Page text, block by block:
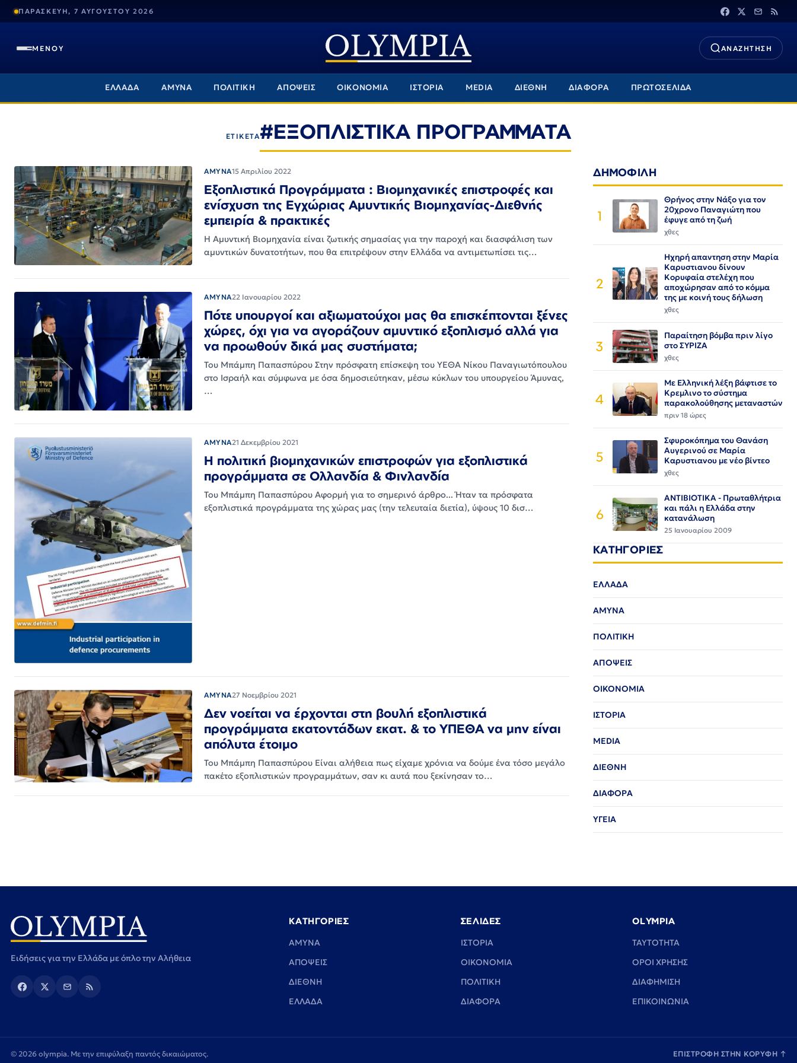
ΠΑΡΑΣΚΕΥΗ, 7 ΑΥΓΟΥΣΤΟΥ 2026
ΜΕΝΟΥ ΑΝΑΖΗΤΗΣΗ
ΕΛΛΑΔΑ ΑΜΥΝΑ ΠΟΛΙΤΙΚΗ ΑΠΟΨΕΙΣ ΟΙΚΟΝΟΜΙΑ ΙΣΤΟΡΙΑ MEDIA ΔΙΕΘΝΗ ΔΙΑΦΟΡΑ ΠΡΩΤΟΣΕΛΙΔΑ
ΕΤΙΚΕΤΑ#ΕΞΟΠΛΙΣΤΙΚΑ ΠΡΟΓΡΑΜΜΑΤΑ
ΑΜΥΝΑ15 Απριλίου 2022
Εξοπλιστικά Προγράμματα : Βιομηχανικές επιστροφές και
ενίσχυση της Εγχώριας Αμυντικής Βιομηχανίας-Διεθνής
εμπειρία & πρακτικές
Η Αμυντική Βιομηχανία είναι ζωτικής σημασίας για την παροχή και διασφάλιση των
αμυντικών δυνατοτήτων, που θα επιτρέψουν στην Ελλάδα να αντιμετωπίσει τις…
ΑΜΥΝΑ22 Ιανουαρίου 2022
Πότε υπουργοί και αξιωματούχοι μας θα επισκέπτονται ξένες
χώρες, όχι για να αγοράζουν αμυντικό εξοπλισμό αλλά για
να προωθούν δικά μας συστήματα;
Του Μπάμπη Παπασπύρου Στην πρόσφατη επίσκεψη του ΥΕΘΑ Νίκου Παναγιωτόπουλου
στο Ισραήλ και σύμφωνα με όσα δημοσιεύτηκαν, μέσω κύκλων του υπουργείου Άμυνας,
…
ΑΜΥΝΑ21 Δεκεμβρίου 2021
Η πολιτική βιομηχανικών επιστροφών για εξοπλιστικά
προγράμματα σε Ολλανδία & Φινλανδία
Του Μπάμπη Παπασπύρου Αφορμή για το σημερινό άρθρο... Ήταν τα πρόσφατα
εξοπλιστικά προγράμματα της χώρας μας (την τελευταία διετία), ύψους 10 δισ…
ΑΜΥΝΑ27 Νοεμβρίου 2021
Δεν νοείται να έρχονται στη βουλή εξοπλιστικά
προγράμματα εκατοντάδων εκατ. & το ΥΠΕΘΑ να μην είναι
απόλυτα έτοιμο
Του Μπάμπη Παπασπύρου Είναι αλήθεια πως είχαμε χρόνια να δούμε ένα τόσο μεγάλο
πακέτο εξοπλιστικών προγραμμάτων, σαν κι αυτά που ξεκίνησαν το…
ΔΗΜΟΦΙΛΗ
1
Θρήνος στην Νάξο για τον
20χρονο Παναγιώτη που
έφυγε από τη ζωή
χθες
2
Ηχηρή απαντηση στην Μαρία
Καρυστιανου δίνουν
Κορυφαία στελέχη που
αποχώρησαν από το κόμμα
της με κοινή τους δήλωση
χθες
3
Παραίτηση βόμβα πριν λίγο
στο ΣΥΡΙΖΑ
χθες
4
Με Ελληνική λέξη βάφτισε το
Κρεμλινο το σύστημα
παρακολούθησης μεταναστών
πριν 18 ώρες
5
Σφυροκόπημα του Θανάση
Αυγερινού σε Μαρία
Καρυστιανου με νέο βίντεο
χθες
6
ΑΝΤΙΒΙΟΤΙΚΑ - Πρωταθλήτρια
και πάλι η Ελλάδα στην
κατανάλωση
25 Ιανουαρίου 2009
ΚΑΤΗΓΟΡΙΕΣ
ΕΛΛΑΔΑ
ΑΜΥΝΑ
ΠΟΛΙΤΙΚΗ
ΑΠΟΨΕΙΣ
ΟΙΚΟΝΟΜΙΑ
ΙΣΤΟΡΙΑ
MEDIA
ΔΙΕΘΝΗ
ΔΙΑΦΟΡΑ
ΥΓΕΙΑ
Ειδήσεις για την Ελλάδα με όπλο την Αλήθεια
ΚΑΤΗΓΟΡΙΕΣ
ΑΜΥΝΑ
ΑΠΟΨΕΙΣ
ΔΙΕΘΝΗ
ΕΛΛΑΔΑ
ΣΕΛΙΔΕΣ
ΙΣΤΟΡΙΑ
ΟΙΚΟΝΟΜΙΑ
ΠΟΛΙΤΙΚΗ
ΔΙΑΦΟΡΑ
OLYMPIA
TAYTOTHTA
ΟΡΟΙ ΧΡΗΣΗΣ
ΔΙΑΦΗΜΙΣΗ
ΕΠΙΚΟΙΝΩΝΙΑ
© 2026 olympia. Με την επιφύλαξη παντός δικαιώματος. ΕΠΙΣΤΡΟΦΗ ΣΤΗΝ ΚΟΡΥΦΗ ↑